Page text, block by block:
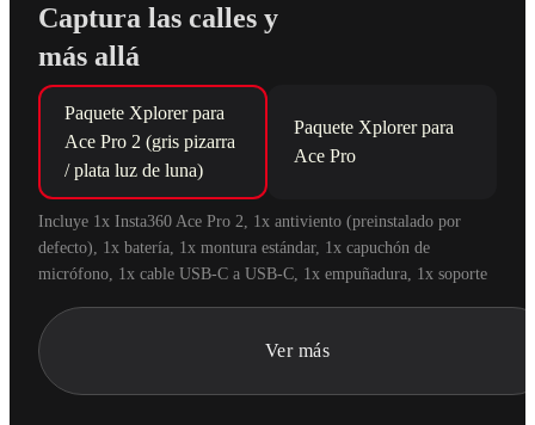
Captura las calles y
más allá
Paquete Xplorer para
Ace Pro 2 (gris pizarra
/ plata luz de luna)
Paquete Xplorer para
Ace Pro
Incluye 1x Insta360 Ace Pro 2, 1x antiviento (preinstalado por
defecto), 1x batería, 1x montura estándar, 1x capuchón de
micrófono, 1x cable USB-C a USB-C, 1x empuñadura, 1x soporte
capuchón decorativo para zapata fría y 1x correa de muñeca.
Ver más